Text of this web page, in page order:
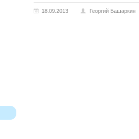
18.09.2013 Георгий Башаркин